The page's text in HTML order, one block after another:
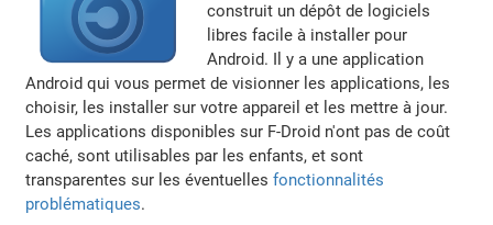
construit un dépôt de logiciels
libres facile à installer pour
Android. Il y a une application
Android qui vous permet de visionner les applications, les
choisir, les installer sur votre appareil et les mettre à jour.
Les applications disponibles sur F-Droid n'ont pas de coût
caché, sont utilisables par les enfants, et sont
transparentes sur les éventuellesfonctionnalités
problématiques.